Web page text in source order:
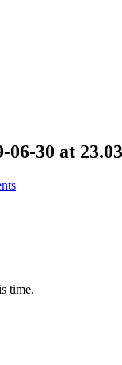
06-30 at
time.